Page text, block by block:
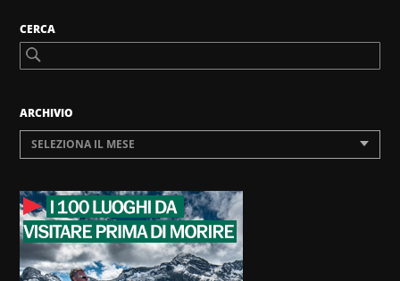
CERCA
ARCHIVIO
SELEZIONA IL MESE